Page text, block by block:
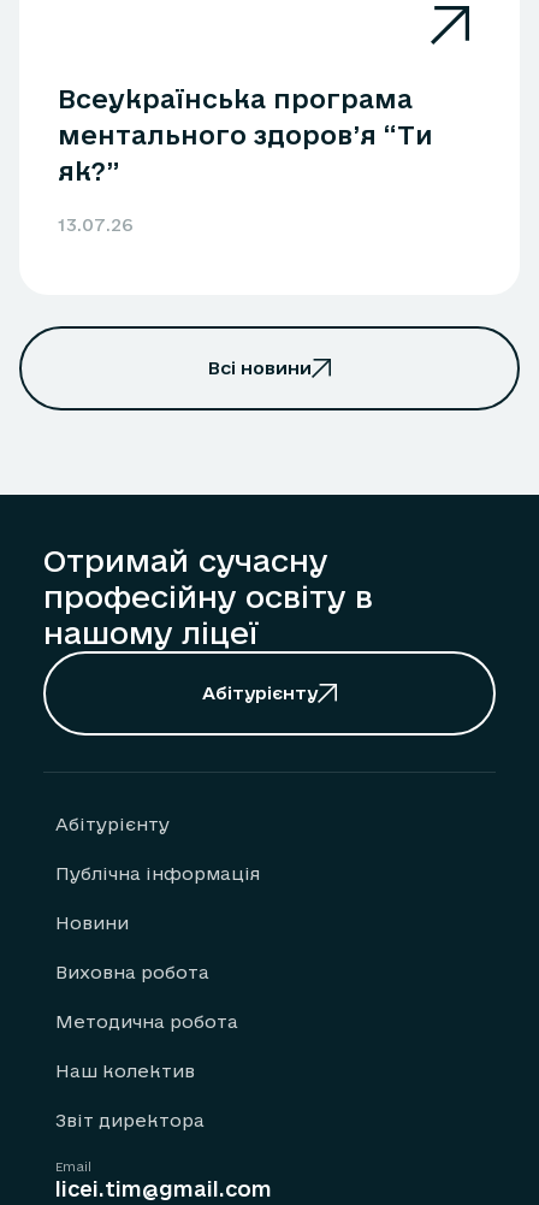
Всеукраїнська програма
ментального здоров’я “Ти
як?”
13.07.26
Всі новини
Отримай сучасну
професійну освіту в
нашому ліцеї
Абітурієнту
Абітурієнту
Публічна інформація
Новини
Виховна робота
Методична робота
Наш колектив
Звіт директора
Email
licei.tim@gmail.com